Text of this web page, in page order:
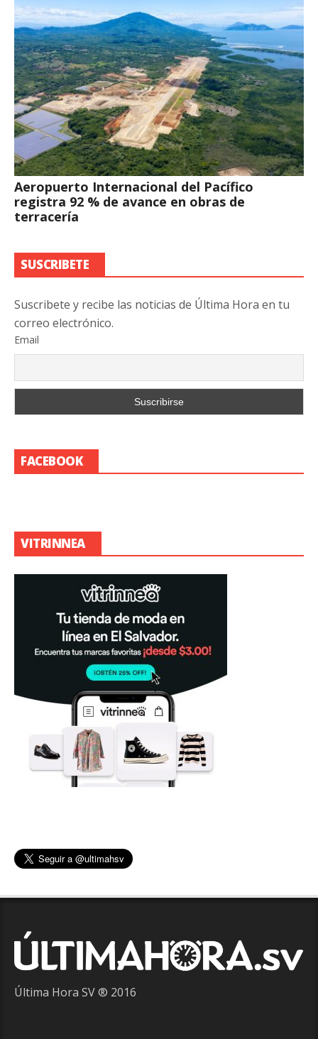
Aeropuerto Internacional del Pacífico
registra 92 % de avance en obras de
terracería
SUSCRIBETE
Suscribete y recibe las noticias de Última Hora en tu
correo electrónico.
Email
FACEBOOK
VITRINNEA
Última Hora SV ® 2016